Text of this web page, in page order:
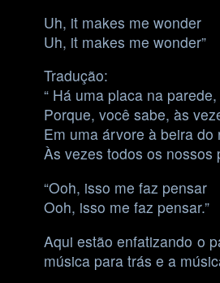
Uh, it makes me wonder
Uh, it makes me wonder”
Tradução:
“ Há uma placa na
Porque, você sabe, às
Em uma árvore à beira
Às vezes todos os nossos
“Ooh, isso me faz pensar
Ooh, isso me faz pensar.”
Aqui estão enfatizando o
música para trás e a